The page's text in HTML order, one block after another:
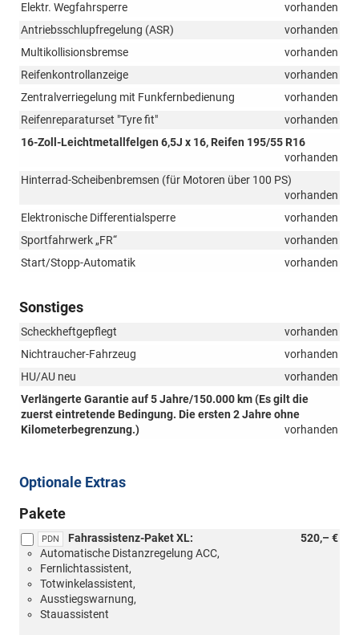
Elektr. Wegfahrsperre
vorhanden
Antriebsschlupfregelung (ASR)
vorhanden
Multikollisionsbremse
vorhanden
Reifenkontrollanzeige
vorhanden
Zentralverriegelung mit Funkfernbedienung
vorhanden
Reifenreparaturset "Tyre fit"
vorhanden
16-Zoll-Leichtmetallfelgen 6,5J x 16, Reifen 195/55 R16
vorhanden
Hinterrad-Scheibenbremsen (für Motoren über 100 PS)
vorhanden
Elektronische Differentialsperre
vorhanden
Sportfahrwerk „FR“
vorhanden
Start/Stopp-Automatik
vorhanden
Sonstiges
Scheckheftgepflegt
vorhanden
Nichtraucher-Fahrzeug
vorhanden
HU/AU neu
vorhanden
Verlängerte Garantie auf 5 Jahre/150.000 km (Es gilt die
zuerst eintretende Bedingung. Die ersten 2 Jahre ohne
Kilometerbegrenzung.)
vorhanden
Optionale Extras
Pakete
PDN 520,– €
Fahrassistenz-Paket XL:
Automatische Distanzregelung ACC,
Fernlichtassistent,
Totwinkelassistent,
Ausstiegswarnung,
Stauassistent